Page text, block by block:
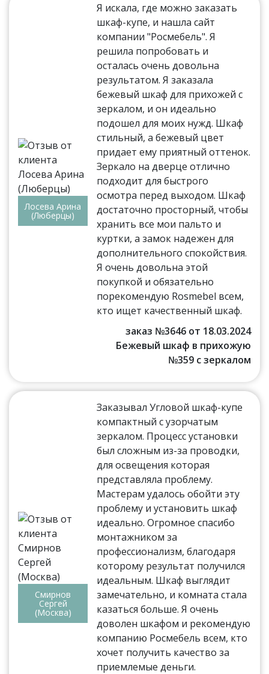
Лосева Арина
(Люберцы)
Я искала, где можно заказать
шкаф-купе, и нашла сайт
компании "Росмебель". Я
решила попробовать и
осталась очень довольна
результатом. Я заказала
бежевый шкаф для прихожей с
зеркалом, и он идеально
подошел для моих нужд. Шкаф
стильный, а бежевый цвет
придает ему приятный оттенок.
Зеркало на дверце отлично
подходит для быстрого
осмотра перед выходом. Шкаф
достаточно просторный, чтобы
хранить все мои пальто и
куртки, а замок надежен для
дополнительного спокойствия.
Я очень довольна этой
покупкой и обязательно
порекомендую Rosmebel всем,
кто ищет качественный шкаф.
заказ №3646 от 18.03.2024
Бежевый шкаф в прихожую
№359 с зеркалом
Смирнов
Сергей
(Москва)
Заказывал Угловой шкаф-купе
компактный с узорчатым
зеркалом. Процесс установки
был сложным из-за проводки,
для освещения которая
представляла проблему.
Мастерам удалось обойти эту
проблему и установить шкаф
идеально. Огромное спасибо
монтажником за
профессионализм, благодаря
которому результат получился
идеальным. Шкаф выглядит
замечательно, и комната стала
казаться больше. Я очень
доволен шкафом и рекомендую
компанию Росмебель всем, кто
хочет получить качество за
приемлемые деньги.